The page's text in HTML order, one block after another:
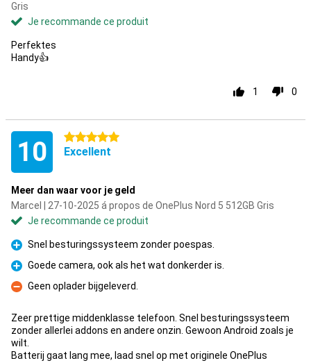
Gris
Je recommande ce produit
Perfektes
Handy👍
1 0
10 5 étoiles
Excellent
Meer dan waar voor je geld
Marcel | 27-10-2025 á propos de OnePlus Nord 5 512GB Gris
Je recommande ce produit
Pour
Snel besturingssysteem zonder poespas.
Pour
Goede camera, ook als het wat donkerder is.
Contre
Geen oplader bijgeleverd.
Zeer prettige middenklasse telefoon. Snel besturingssysteem
zonder allerlei addons en andere onzin. Gewoon Android zoals je
wilt.
Batterij gaat lang mee, laad snel op met originele OnePlus